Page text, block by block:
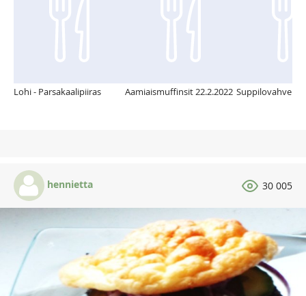
Lohi - Parsakaalipiiras Aamiaismuffinsit 22.2.2022
hennietta 30 005